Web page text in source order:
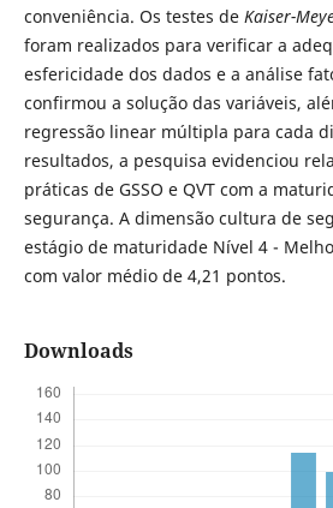
conveniência. Os testes de Kaiser-
foram realizados para verificar a
esfericidade dos dados e a análise
confirmou a solução das variáveis,
regressão linear múltipla para cada
resultados, a pesquisa evidenciou
práticas de GSSO e QVT com a
segurança. A dimensão cultura de
estágio de maturidade Nível 4 -
com valor médio de 4,21 pontos.
Downloads